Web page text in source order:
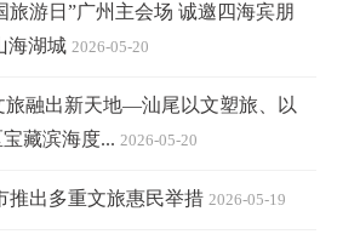
旅游日”广州主会场 诚邀四海宾朋
海湖城 2026-05-20
旅融出新天地—汕尾以文塑旅、以
藏滨海度... 2026-05-20
推出多重文旅惠民举措 2026-05-19